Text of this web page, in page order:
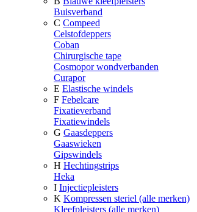
Buisverband
C Compeed
Celstofdeppers
Coban
Chirurgische tape
Cosmopor wondverbanden
Curapor
E Elastische windels
F Febelcare
Fixatieverband
Fixatiewindels
G Gaasdeppers
Gaaswieken
Gipswindels
H Hechtingstrips
Heka
I Injectiepleisters
K Kompressen steriel (alle merken)
Kleefpleisters (alle merken)